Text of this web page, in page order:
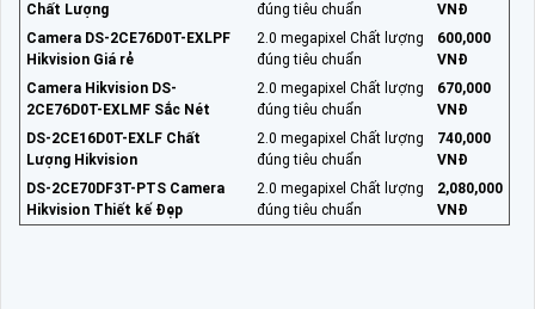
Chất Lượng
đúng tiêu chuẩn
VNĐ
Camera DS-2CE76D0T-EXLPF
Hikvision Giá rẻ
2.0 megapixel Chất lượng
đúng tiêu chuẩn
600,000
VNĐ
Camera Hikvision DS-
2CE76D0T-EXLMF Sắc Nét
2.0 megapixel Chất lượng
đúng tiêu chuẩn
670,000
VNĐ
DS-2CE16D0T-EXLF Chất
Lượng Hikvision
2.0 megapixel Chất lượng
đúng tiêu chuẩn
740,000
VNĐ
DS-2CE70DF3T-PTS Camera
Hikvision Thiết kế Đẹp
2.0 megapixel Chất lượng
đúng tiêu chuẩn
2,080,000
VNĐ